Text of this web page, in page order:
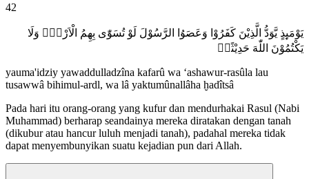
42
يَوْمَىِٕذٍ يَّوَدُّ الَّذِيْنَ كَفَرُوْا وَعَصَوُا الرَّسُوْلَ لَوْ تُسَوّٰى بِهِمُ الْاَرْضُۗ وَلَا
يَكْتُمُوْنَ اللّٰهَ حَدِيْثًاࣖ
yauma'idziy yawaddulladzîna kafarû wa ‘ashawur-rasûla lau
tusawwâ bihimul-ardl, wa lâ yaktumûnallâha ḫadîtsâ
Pada hari itu orang-orang yang kufur dan mendurhakai Rasul (Nabi
Muhammad) berharap seandainya mereka diratakan dengan tanah
(dikubur atau hancur luluh menjadi tanah), padahal mereka tidak
dapat menyembunyikan suatu kejadian pun dari Allah.